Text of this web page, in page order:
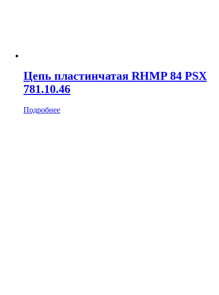
Цепь пластинчатая RHMP 84 PSX
781.10.46
Подробнее